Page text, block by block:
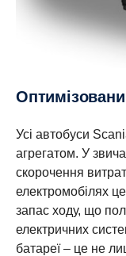
Усі автобуси
агрегатом. У
скорочення
електромобілях
запас ходу, що
електричних
батареї – це не